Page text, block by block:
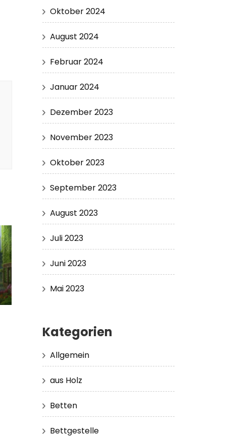
Oktober 2024
August 2024
Februar 2024
Januar 2024
Dezember 2023
November 2023
Oktober 2023
September 2023
August 2023
Juli 2023
Juni 2023
Mai 2023
Kategorien
Allgemein
aus Holz
Betten
Bettgestelle